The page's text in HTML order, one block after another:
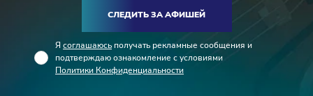
СЛЕДИТЬ ЗА АФИШЕЙ
Я соглашаюсь получать рекламные сообщения и
подтверждаю ознакомление с условиями
Политики Конфиденциальности